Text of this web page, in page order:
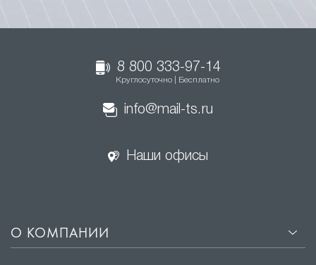
8 800 333-97-14
Круглосуточно | Бесплатно
info@mail-ts.ru
Наши офисы
О КОМПАНИИ